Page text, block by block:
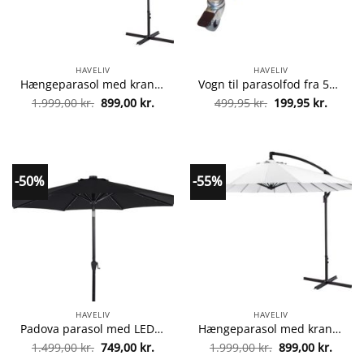
HAVELIV
Hængeparasol med krank – Shanghai – Sort fra 8719202996968
1.999,00kr. Den
oprindelige
899,00 kr.Den
aktuelle
HAVELIV
Vogn til parasolfod fra 5709712440603
499,95kr. Den
oprindelige
199,95 kr.Den
-50%
HAVELIV
Padova parasol med LED-lys, krank og tiltfunktion – Sort fra 5714988002851
1.499,00kr. Den
oprindelige
749,00 kr.Den
aktuelle
-55%
HAVELIV
Hængeparasol med krank – Shanghai – Hvid fra 8719202996999
1.999,00kr. Den
oprindelige
899,00 kr.Den